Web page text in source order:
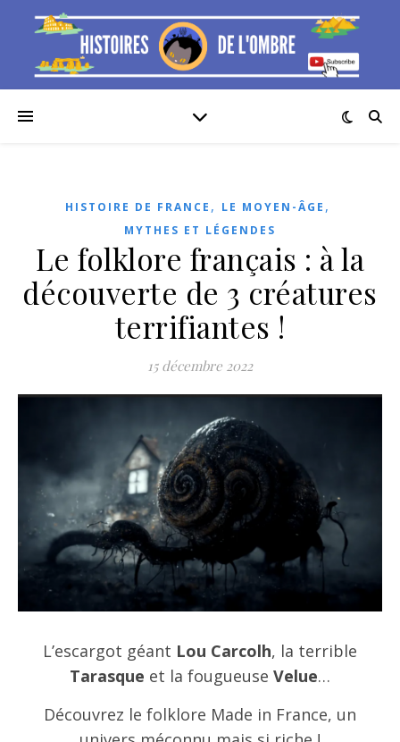
HISTOIRE DE FRANCE , LE MOYEN-ÂGE ,
MYTHES ET LÉGENDES
Le folklore français : à la
découverte de 3 créatures
terrifiantes !
15 décembre 2022
L’escargot géant Lou Carcolh, la terrible
Tarasque et la fougueuse Velue…
Découvrez le folklore Made in France, un